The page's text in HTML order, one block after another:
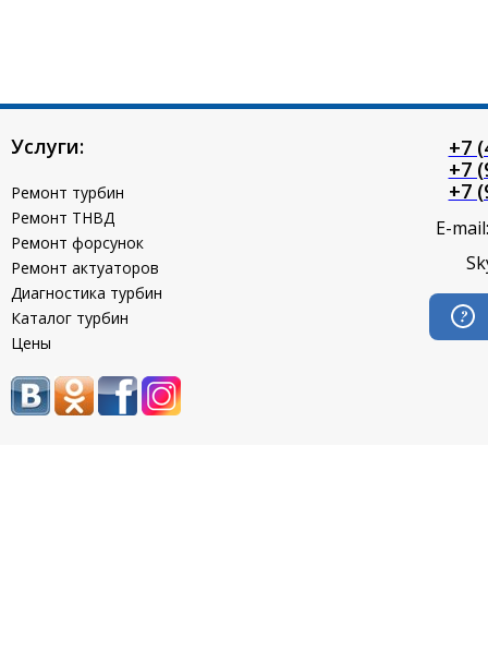
Услуги:
Ремонт турбин
Ремонт ТНВД
Ремонт форсунок
Ремонт актуаторов
Диагностика турбин
Каталог турбин
Цены
+7
+7
+7
E-